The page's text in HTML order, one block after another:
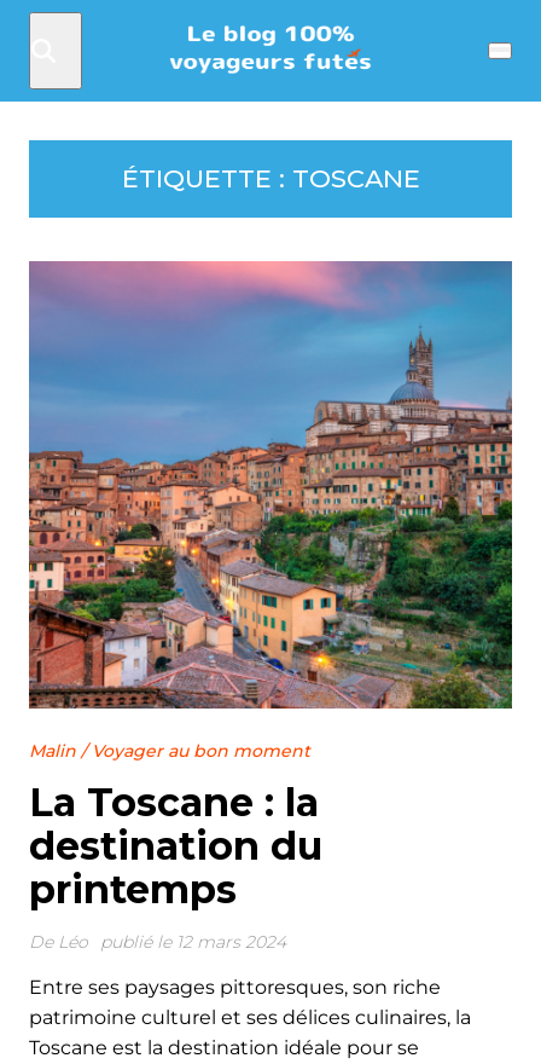
Menu
ÉTIQUETTE : TOSCANE
Malin /Voyager au bon moment
La Toscane : la
destination du
printemps
De Léo publié le 12 mars 2024
Entre ses paysages pittoresques, son riche
patrimoine culturel et ses délices culinaires, la
Toscane est la destination idéale pour se